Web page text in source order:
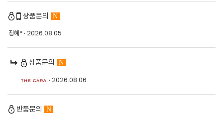
상품문의 N
정혜* · 2026.08.05
상품문의 N
· 2026.08.06
반품문의 N